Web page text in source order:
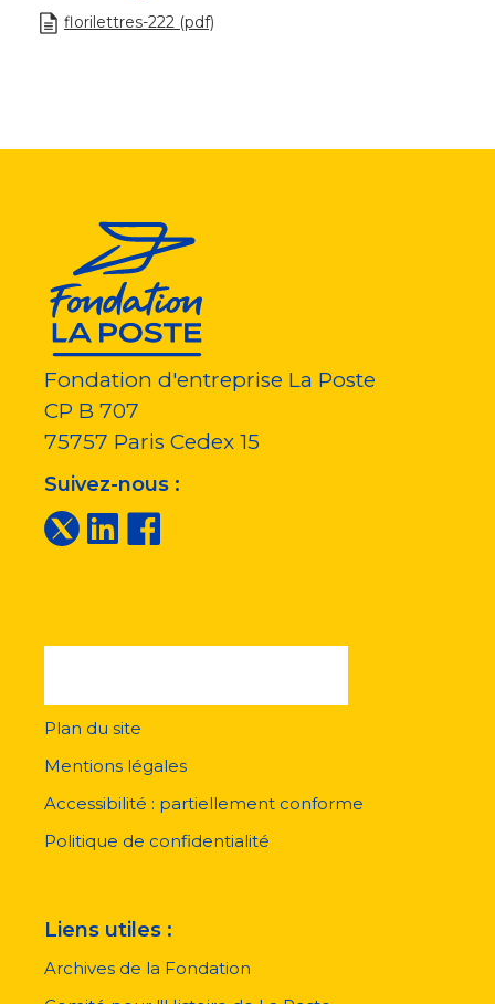
florilettres-222 (pdf)
Fondation d'entreprise La Poste
CP B 707
75757 Paris Cedex 15
Suivez-nous :
pied
page
Plan du site
Mentions légales
Accessibilité : partiellement conforme
Politique de confidentialité
Liens utiles :
Archives de la Fondation